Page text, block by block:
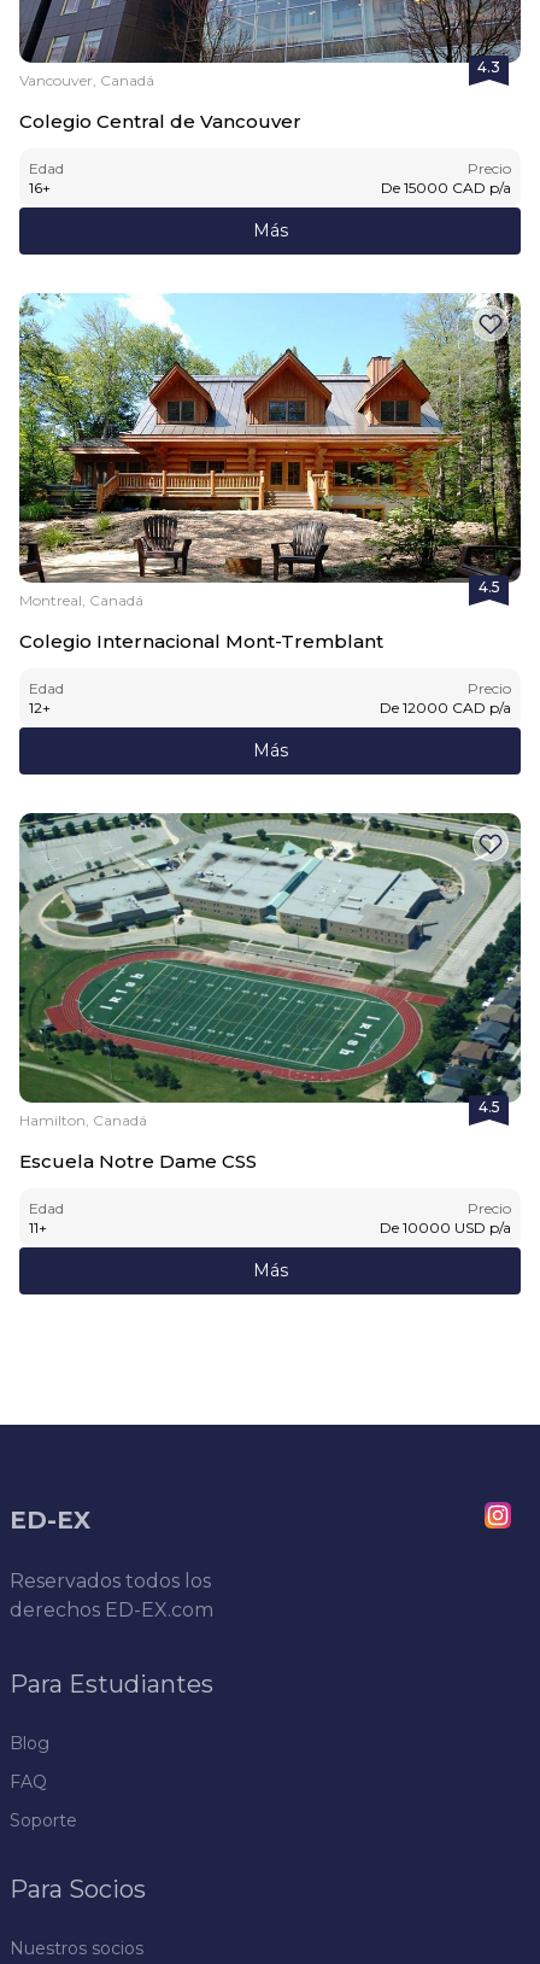
4.3
Vancouver, Canadá
Colegio Central de Vancouver
Edad
16+
Precio
De 15000 CAD p/a
Más
4.5
Montreal, Canadá
Colegio Internacional Mont-Tremblant
Edad
12+
Precio
De 12000 CAD p/a
Más
4.5
Hamilton, Canadá
Escuela Notre Dame CSS
Edad
11+
Precio
De 10000 USD p/a
Más
ED-EX
Reservados todos los
derechos ED-EX.com
Para Estudiantes
Blog
FAQ
Soporte
Para Socios
Nuestros socios